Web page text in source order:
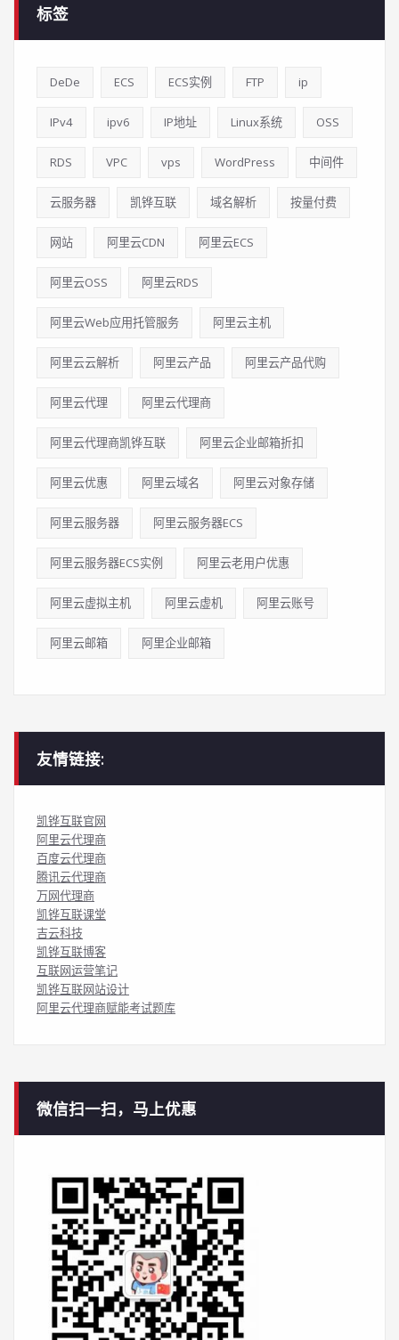
标签
DeDe ECS ECS实例 FTP ip
IPv4 ipv6 IP地址 Linux系统 OSS
RDS VPC vps WordPress 中间件
云服务器 凯铧互联 域名解析 按量付费
网站 阿里云CDN 阿里云ECS
阿里云OSS 阿里云RDS
阿里云Web应用托管服务 阿里云主机
阿里云云解析 阿里云产品 阿里云产品代购
阿里云代理 阿里云代理商
阿里云代理商凯铧互联 阿里云企业邮箱折扣
阿里云优惠 阿里云域名 阿里云对象存储
阿里云服务器 阿里云服务器ECS
阿里云服务器ECS实例 阿里云老用户优惠
阿里云虚拟主机 阿里云虚机 阿里云账号
阿里云邮箱 阿里企业邮箱
友情链接:
凯铧互联官网
阿里云代理商
百度云代理商
腾讯云代理商
万网代理商
凯铧互联课堂
吉云科技
凯铧互联博客
互联网运营笔记
凯铧互联网站设计
阿里云代理商赋能考试题库
微信扫一扫，马上优惠